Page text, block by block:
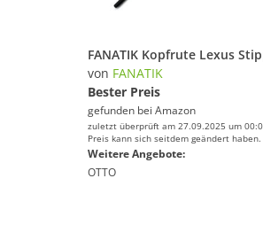
von FANATIK
Bester Preis
gefunden bei Amazon
zuletzt überprüft am 27.09.2025 um
Preis kann sich seitdem geändert haben.
Weitere Angebote:
OTTO